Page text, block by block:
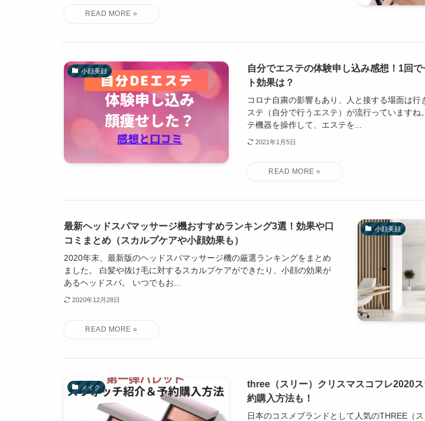
小顔美顔
自分でエステの体験申し込み感想！1回
ト効果は？
コロナ自粛の影響もあり、人と接する場面は行
ステ（自分で行うエステ）が流行っていますね
テ機器を操作して、エステを...
2021年1月5日
小顔美顔
最新ヘッドスパマッサージ機おすすめランキング3選！効果や口
コミまとめ（スカルプケアや小顔効果も）
2020年末、最新版のヘッドスパマッサージ機の厳選ランキングをまとめ
ました。 白髪や抜け毛に対するスカルプケアができたり、小顔の効果が
あるヘッドスパ。 いつでもお...
2020年12月28日
メイク
three（スリー）クリスマスコフレ2020
約購入方法も！
日本のコスメブランドとして人気のTHREE（